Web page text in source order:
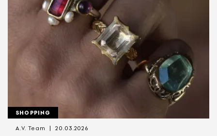
SHOPPING
A.V. Team 20.03.2026